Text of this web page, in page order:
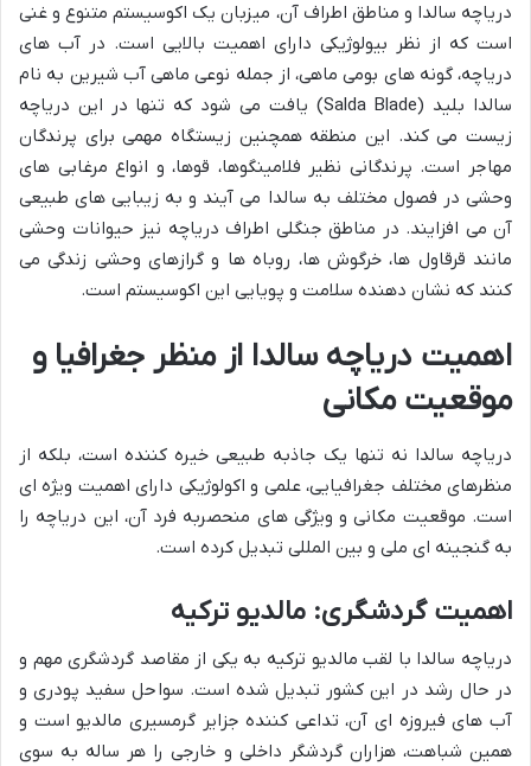
دریاچه سالدا و مناطق اطراف آن، میزبان یک اکوسیستم متنوع و غنی
است که از نظر بیولوژیکی دارای اهمیت بالایی است. در آب های
دریاچه، گونه های بومی ماهی، از جمله نوعی ماهی آب شیرین به نام
سالدا بلید (Salda Blade) یافت می شود که تنها در این دریاچه
زیست می کند. این منطقه همچنین زیستگاه مهمی برای پرندگان
مهاجر است. پرندگانی نظیر فلامینگوها، قوها، و انواع مرغابی های
وحشی در فصول مختلف به سالدا می آیند و به زیبایی های طبیعی
آن می افزایند. در مناطق جنگلی اطراف دریاچه نیز حیوانات وحشی
مانند قرقاول ها، خرگوش ها، روباه ها و گرازهای وحشی زندگی می
کنند که نشان دهنده سلامت و پویایی این اکوسیستم است.
اهمیت دریاچه سالدا از منظر جغرافیا و
موقعیت مکانی
دریاچه سالدا نه تنها یک جاذبه طبیعی خیره کننده است، بلکه از
منظرهای مختلف جغرافیایی، علمی و اکولوژیکی دارای اهمیت ویژه ای
است. موقعیت مکانی و ویژگی های منحصربه فرد آن، این دریاچه را
به گنجینه ای ملی و بین المللی تبدیل کرده است.
اهمیت گردشگری: مالدیو ترکیه
دریاچه سالدا با لقب مالدیو ترکیه به یکی از مقاصد گردشگری مهم و
در حال رشد در این کشور تبدیل شده است. سواحل سفید پودری و
آب های فیروزه ای آن، تداعی کننده جزایر گرمسیری مالدیو است و
همین شباهت، هزاران گردشگر داخلی و خارجی را هر ساله به سوی